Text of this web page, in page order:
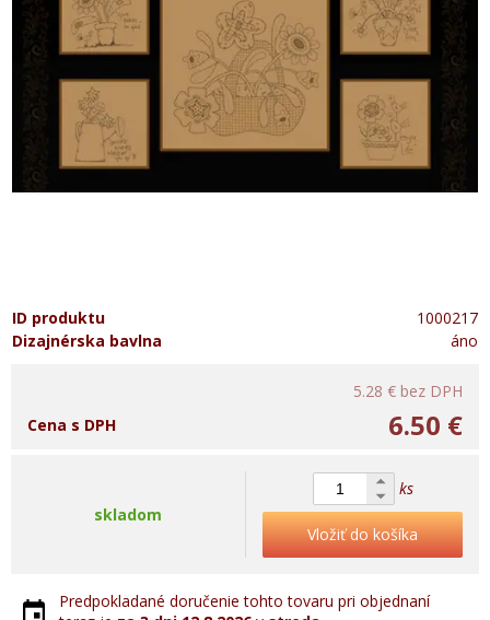
ID produktu
1000217
Dizajnérska bavlna
áno
5.28 € bez DPH
6.50 €
Cena s DPH
skladom
ks
Vložiť do košíka
Predpokladané doručenie tohto tovaru pri objednaní